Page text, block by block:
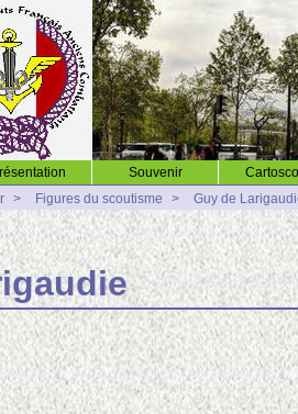
Souvenir
> Figures du scoutisme > Guy de